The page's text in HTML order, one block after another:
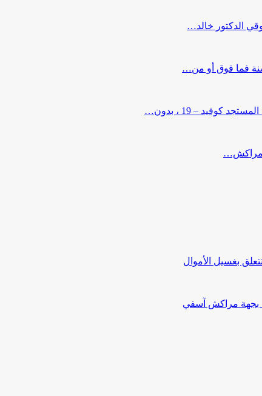
الدكتور خالد…
– 19 ، بدون…
بمراكش…
بجهة مراكش آسفي